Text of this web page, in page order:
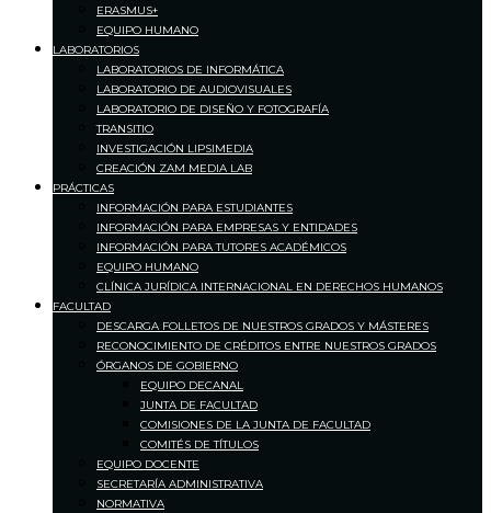
ERASMUS+
EQUIPO HUMANO
LABORATORIOS
LABORATORIOS DE INFORMÁTICA
LABORATORIO DE AUDIOVISUALES
LABORATORIO DE DISEÑO Y FOTOGRAFÍA
TRANSITIO
INVESTIGACIÓN LIPSIMEDIA
CREACIÓN ZAM MEDIA LAB
PRÁCTICAS
INFORMACIÓN PARA ESTUDIANTES
INFORMACIÓN PARA EMPRESAS Y ENTIDADES
INFORMACIÓN PARA TUTORES ACADÉMICOS
EQUIPO HUMANO
CLÍNICA JURÍDICA INTERNACIONAL EN DERECHOS HUMANOS
FACULTAD
DESCARGA FOLLETOS DE NUESTROS GRADOS Y MÁSTERES
RECONOCIMIENTO DE CRÉDITOS ENTRE NUESTROS GRADOS
ÓRGANOS DE GOBIERNO
EQUIPO DECANAL
JUNTA DE FACULTAD
COMISIONES DE LA JUNTA DE FACULTAD
COMITÉS DE TÍTULOS
EQUIPO DOCENTE
SECRETARÍA ADMINISTRATIVA
NORMATIVA